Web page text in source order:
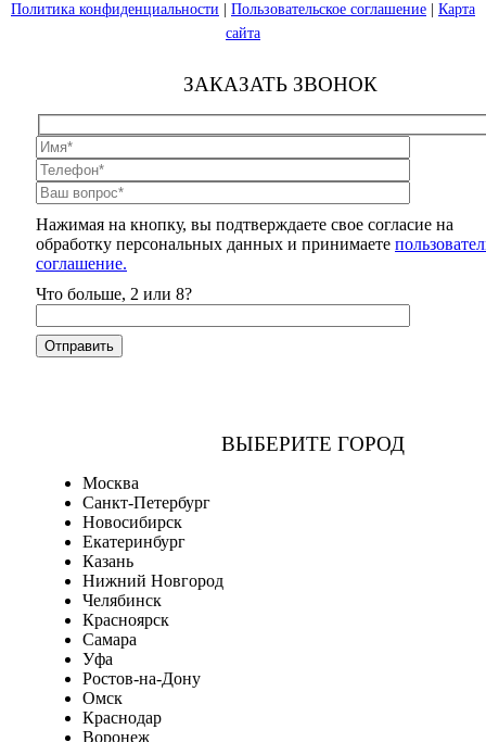
Политика конфиденциальности
Пользовательское соглашение
Карта
сайта
ЗАКАЗАТЬ ЗВОНОК
Нажимая на кнопку, вы подтверждаете свое согласие на
обработку персональных данных и принимаете
соглашение.
Что больше, 2 или 8?
ВЫБЕРИТЕ ГОРОД
Москва
Санкт-Петербург
Новосибирск
Екатеринбург
Казань
Нижний Новгород
Челябинск
Красноярск
Самара
Уфа
Ростов-на-Дону
Омск
Краснодар
Воронеж